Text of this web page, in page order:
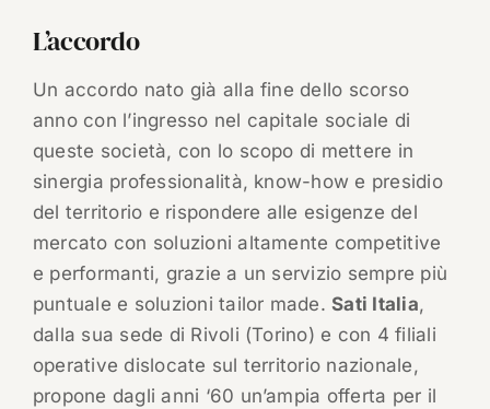
L’accordo
Un accordo nato già alla fine dello scorso
anno con l’ingresso nel capitale sociale di
queste società, con lo scopo di mettere in
sinergia professionalità, know-how e presidio
del territorio e rispondere alle esigenze del
mercato con soluzioni altamente competitive
e performanti, grazie a un servizio sempre più
puntuale e soluzioni tailor made.Sati Italia,
dalla sua sede di Rivoli (Torino) e con 4 filiali
operative dislocate sul territorio nazionale,
propone dagli anni ‘60 un’ampia offerta per il